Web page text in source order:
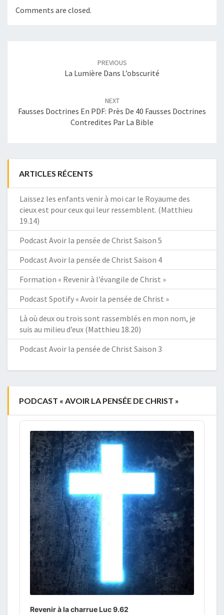
Comments are closed.
PREVIOUS
La Lumière Dans L’obscurité
NEXT
Fausses Doctrines En PDF: Près De 40 Fausses Doctrines
Contredites Par La Bible
ARTICLES RÉCENTS
Laissez les enfants venir à moi car le Royaume des
cieux est pour ceux qui leur ressemblent. (Matthieu
19.14)
Podcast Avoir la pensée de Christ Saison 5
Podcast Avoir la pensée de Christ Saison 4
Formation « Revenir à l’évangile de Christ »
Podcast Spotify « Avoir la pensée de Christ »
Là où deux ou trois sont rassemblés en mon nom, je
suis au milieu d’eux (Matthieu 18.20)
Podcast Avoir la pensée de Christ Saison 3
PODCAST « AVOIR LA PENSÉE DE CHRIST »
Audio
Player
Revenir à la charrue Luc 9.62